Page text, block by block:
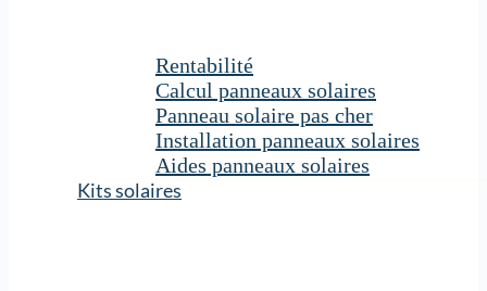
Rentabilité
Calcul panneaux solaires
Panneau solaire pas cher
Installation panneaux solaires
Aides panneaux solaires
Kits solaires